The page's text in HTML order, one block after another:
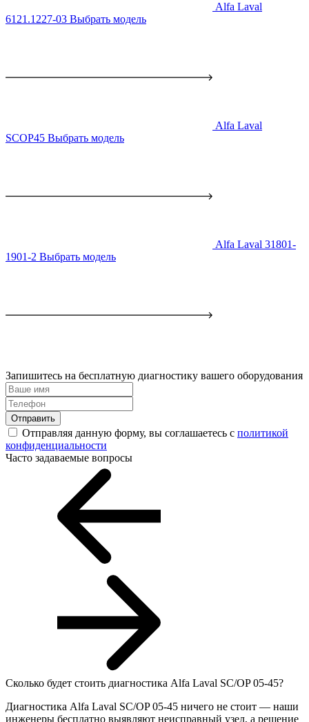
Alfa Laval
6121.1227-03 Выбрать модель
Alfa Laval
SCOP45 Выбрать модель
Alfa Laval 31801-
1901-2 Выбрать модель
Запишитесь на бесплатную диагностику вашего оборудования
Отправить
Отправляя данную форму, вы соглашаетесь с политикой
конфиденциальности
Часто задаваемые вопросы
Сколько будет стоить диагностика Alfa Laval SC/OP 05-45?
Диагностика Alfa Laval SC/OP 05-45 ничего не стоит — наши
инженеры бесплатно выявляют неисправный узел, а решение